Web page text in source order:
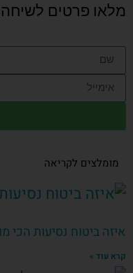
מלאו פרטים לשיחה
מומלצים לקריאה
איזה ביטוח נסיעות הכי
קרא עוד »